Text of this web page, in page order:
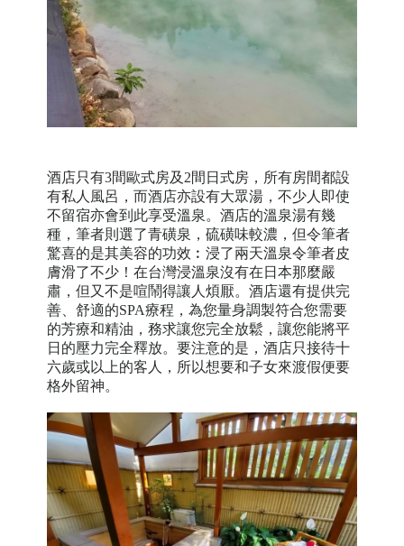
酒店只有3間歐式房及2間日式房，所有房間都設
有私人風呂，而酒店亦設有大眾湯，不少人即使
不留宿亦會到此享受溫泉。酒店的溫泉湯有幾
種，筆者則選了青磺泉，硫磺味較濃，但令筆者
驚喜的是其美容的功效︰浸了兩天溫泉令筆者皮
膚滑了不少！在台灣浸溫泉沒有在日本那麼嚴
肅，但又不是喧鬧得讓人煩厭。酒店還有提供完
善、舒適的SPA療程，為您量身調製符合您需要
的芳療和精油，務求讓您完全放鬆，讓您能將平
日的壓力完全釋放。要注意的是，酒店只接待十
六歲或以上的客人，所以想要和子女來渡假便要
格外留神。